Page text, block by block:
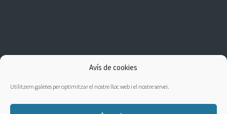
Avís de cookies
Utilitzem galetes per optimitzar el nostre lloc web i el nostre servei.